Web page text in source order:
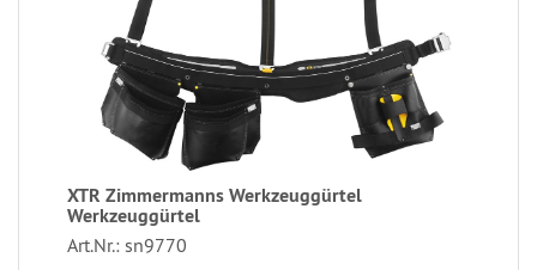
XTR Zimmermanns Werkzeuggürtel
Werkzeuggürtel
Art.Nr.: sn9770